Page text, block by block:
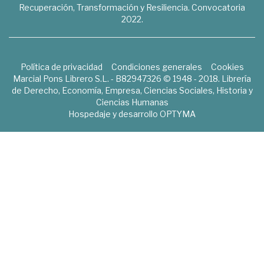
Recuperación, Transformación y Resiliencia. Convocatoria
2022.
Política de privacidad Condiciones generales
Cookies
Marcial Pons Librero S.L. - B82947326 © 1948 - 2018. Librería
de Derecho, Economía, Empresa, Ciencias Sociales, Historia y
Ciencias Humanas
Hospedaje y desarrollo OPTYMA